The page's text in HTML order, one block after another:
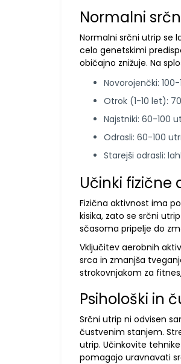
Normalni
Normalni srčni utrip se
celo genetskimi
običajno znižuje. Na
Novorojenčki:
Otrok (1-10 let):
Najstniki: 60-100
Odrasli: 60-100
Starejši odrasli:
Učinki fizične
Fizična aktivnost ima
kisika, zato se srčni
sčasoma pripelje do
Vključitev aerobnih
srca in zmanjša
strokovnjakom za
Psihološki in
Srčni utrip ni odvisen
čustvenim stanjem.
utrip. Učinkovite
pomagajo uravnavati